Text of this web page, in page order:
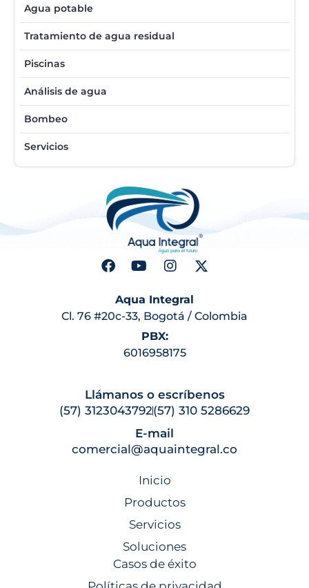
Agua potable
Tratamiento de agua residual
Piscinas
Análisis de agua
Bombeo
Servicios
Aqua Integral
Cl. 76 #20c-33, Bogotá / Colombia
PBX:
6016958175
Llámanos o escríbenos
(57) 3123043792(57) 310 5286629
E-mail
comercial@aquaintegral.co
Inicio
Productos
Servicios
Soluciones
Casos de éxito